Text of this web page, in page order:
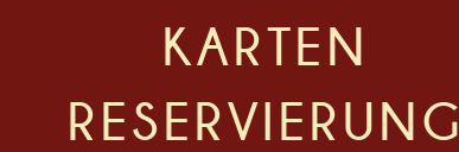
KARTEN
RESERVIERUNG